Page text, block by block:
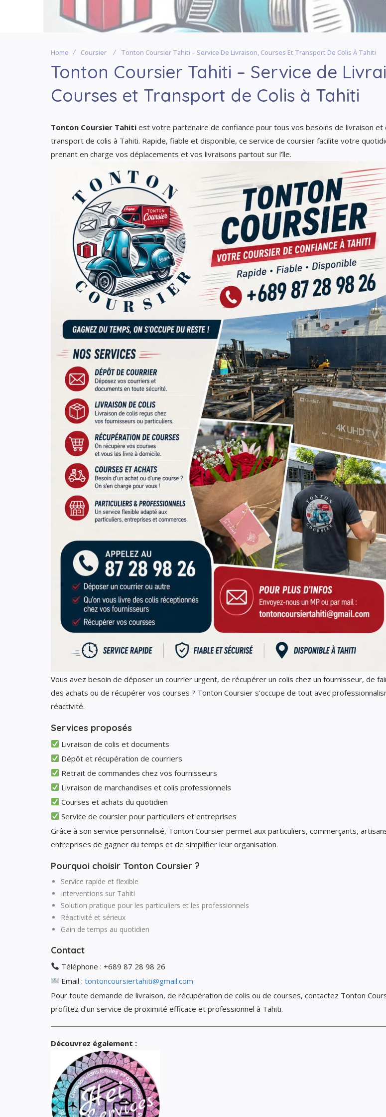
Home Coursier Tonton Coursier Tahiti – Service De Livraison, Courses Et Transport De Colis À Tahiti
Tonton Coursier Tahiti – Service de
Courses et Transport de Colis à Tahiti
Tonton Coursier Tahiti est votre partenaire de confiance pour tous vos besoins de livraison et
transport de colis à Tahiti. Rapide, fiable et disponible, ce service de coursier facilite votre
prenant en charge vos déplacements et vos livraisons partout sur l’île.
Vous avez besoin de déposer un courrier urgent, de récupérer un colis chez un fournisseur, de
des achats ou de récupérer vos courses ? Tonton Coursier s’occupe de tout avec
réactivité.
Services proposés
Livraison de colis et documents
Dépôt et récupération de courriers
Retrait de commandes chez vos fournisseurs
Livraison de marchandises et colis professionnels
Courses et achats du quotidien
Service de coursier pour particuliers et entreprises
Grâce à son service personnalisé, Tonton Coursier permet aux particuliers, commerçants,
entreprises de gagner du temps et de simplifier leur organisation.
Pourquoi choisir Tonton Coursier ?
Service rapide et flexible
Interventions sur Tahiti
Solution pratique pour les particuliers et les professionnels
Réactivité et sérieux
Gain de temps au quotidien
Contact
Téléphone : +689 87 28 98 26
Email :tontoncoursiertahiti@gmail.com
Pour toute demande de livraison, de récupération de colis ou de courses, contactez Tonton
profitez d’un service de proximité efficace et professionnel à Tahiti.
Découvrez également :